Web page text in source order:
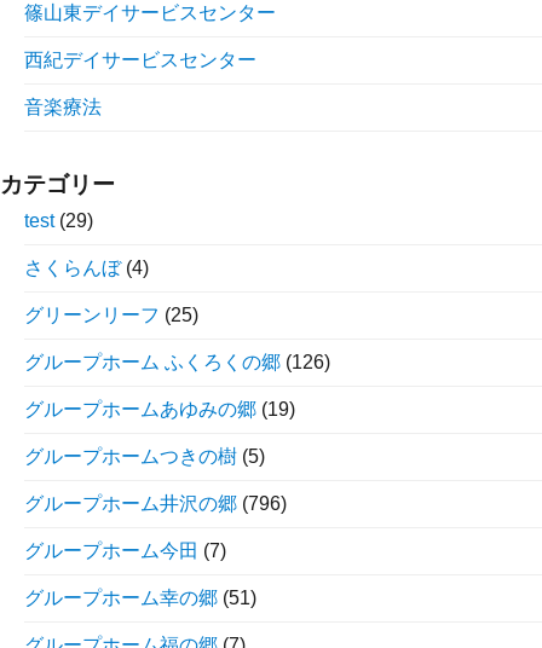
篠山東デイサービスセンター
西紀デイサービスセンター
音楽療法
カテゴリー
test(29)
さくらんぼ(4)
グリーンリーフ (25)
グループホーム ふくろくの郷 (126)
グループホームあゆみの郷 (19)
グループホームつきの樹 (5)
グループホーム井沢の郷 (796)
グループホーム今田 (7)
グループホーム幸の郷 (51)